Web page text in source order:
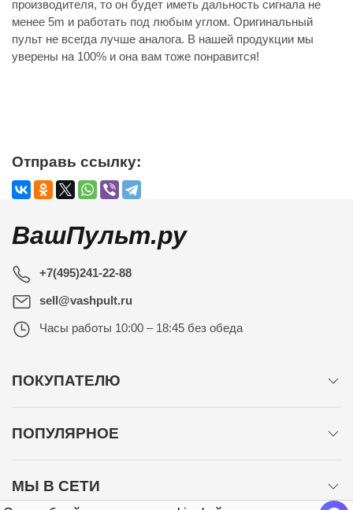
производителя, то он будет иметь дальность сигнала не
менее 5m и работать под любым углом. Оригинальный
пульт не всегда лучше аналога. В нашей продукции мы
уверены на 100% и она вам тоже понравится!
Отправь ссылку:
ВашПульт.ру
+7(495)241-22-88
sell@vashpult.ru
Часы работы 10:00 – 18:45 без обеда
ПОКУПАТЕЛЮ
ПОПУЛЯРНОЕ
МЫ В СЕТИ